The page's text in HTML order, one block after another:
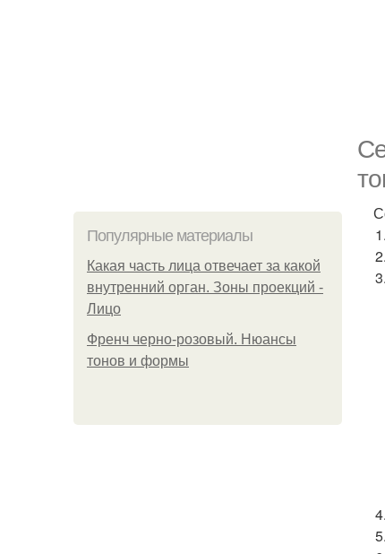
Популярные материалы
Какая часть лица отвечает за какой
внутренний орган. Зоны проекций -
Лицо
Френч черно-розовый. Нюансы
тонов и формы